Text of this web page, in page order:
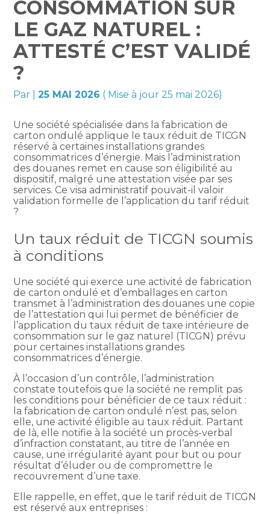
CONSOMMATION SUR
LE GAZ NATUREL :
ATTESTÉ C’EST VALIDÉ
?
Par |25 MAI 2026 ( Mise à jour 25 mai 2026)
Une société spécialisée dans la fabrication de
carton ondulé applique le taux réduit de TICGN
réservé à certaines installations grandes
consommatrices d’énergie. Mais l’administration
des douanes remet en cause son éligibilité au
dispositif, malgré une attestation visée par ses
services. Ce visa administratif pouvait-il valoir
validation formelle de l’application du tarif réduit
?
Un taux réduit de TICGN soumis
à conditions
Une société qui exerce une activité de fabrication
de carton ondulé et d’emballages en carton
transmet à l’administration des douanes une copie
de l’attestation qui lui permet de bénéficier de
l’application du taux réduit de taxe intérieure de
consommation sur le gaz naturel (TICGN) prévu
pour certaines installations grandes
consommatrices d’énergie.
À l’occasion d’un contrôle, l’administration
constate toutefois que la société ne remplit pas
les conditions pour bénéficier de ce taux réduit :
la fabrication de carton ondulé n’est pas, selon
elle, une activité éligible au taux réduit. Partant
de là, elle notifie à la société un procès-verbal
d’infraction constatant, au titre de l’année en
cause, une irrégularité ayant pour but ou pour
résultat d’éluder ou de compromettre le
recouvrement d’une taxe.
Elle rappelle, en effet, que le tarif réduit de TICGN
est réservé aux entreprises :